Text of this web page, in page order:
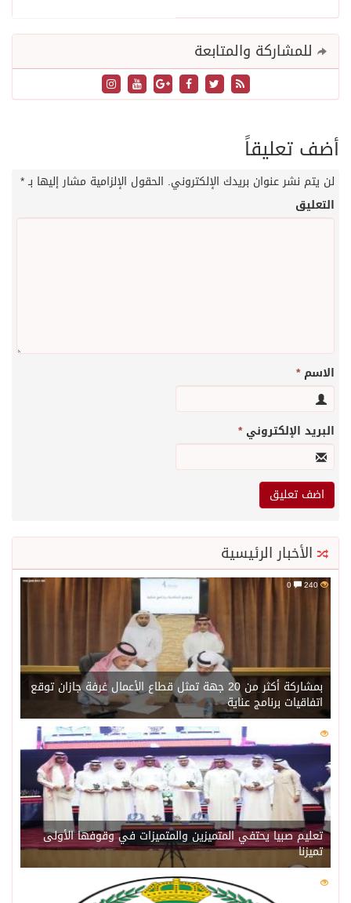
للمشاركة والمتابعة
أضف تعليقاً
لن يتم نشر عنوان بريدك الإلكتروني. الحقول الإلزامية مشار إليها بـ*
التعليق
الاسم*
البريد الإلكتروني*
الأخبار الرئيسية
240
بمشاركة أكثر من 20 جهة تمثل قطاع الأعمال غرفة جازان توقع
اتفاقيات برنامج عناية
221
تعليم صبيا يحتفي المتميزين والمتميزات في وقوفها الأولى
تميزنا
216